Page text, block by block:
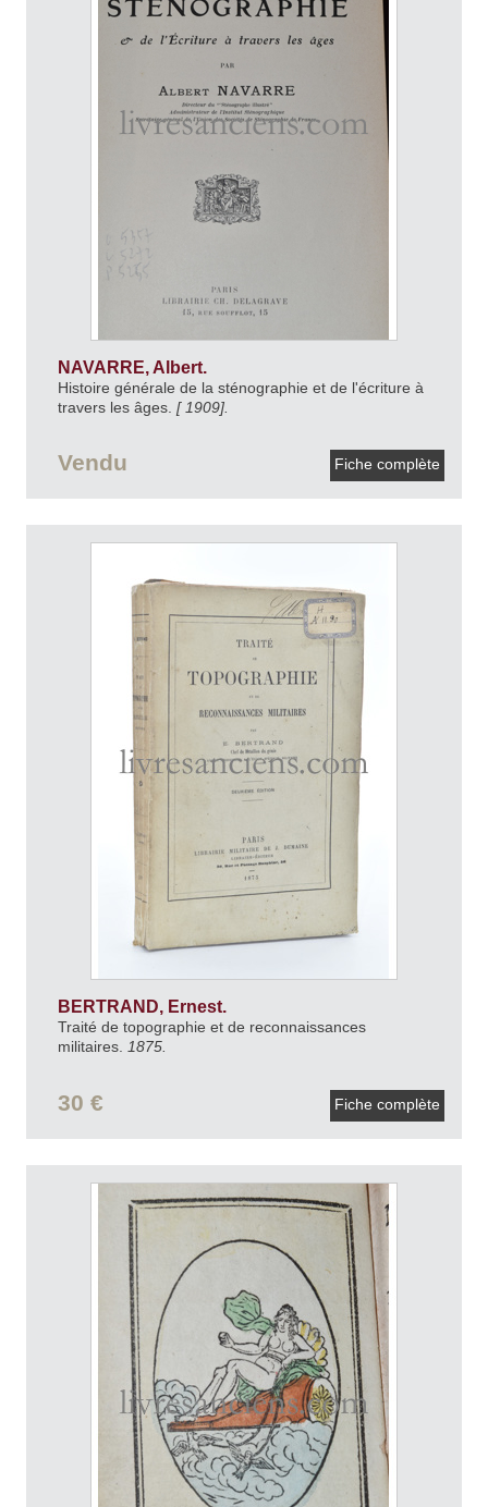
NAVARRE, Albert.
Histoire générale de la sténographie et de l'écriture à
travers les âges. [ 1909].
Vendu Fiche complète
BERTRAND, Ernest.
Traité de topographie et de reconnaissances
militaires.
1875.
30 € Fiche complète